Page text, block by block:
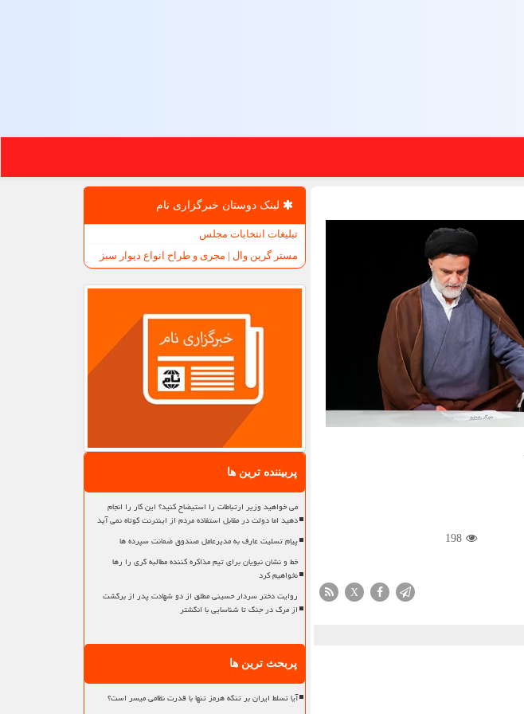
198
X
لینک دوستان خبرگزاری نام
تبلیغات انتخابات مجلس
مستر گرین وال | مجری و طراح انواع دیوار سبز
پربیننده ترین ها
می خواهید وزیر ارتباطات را استیضاح کنید؟ این کار را انجام
دهید اما دولت در مقابل استفاده مردم از اینترنت کوتاه نمی آید
پیام تسلیت عارف به مدیرعامل صندوق ضمانت سپرده ها
خط و نشان نبویان برای تیم مذاکره کننده مطالبه گری را رها
نخواهیم کرد
روایت دختر سردار حسینی مطلق از دو شهادت پدر از برگشت
از مرگ در جنگ تا شناسایی با انگشتر
پربحث ترین ها
آیا تسلط ایران بر تنگه هرمز تنها با قدرت نظامی میسر است؟